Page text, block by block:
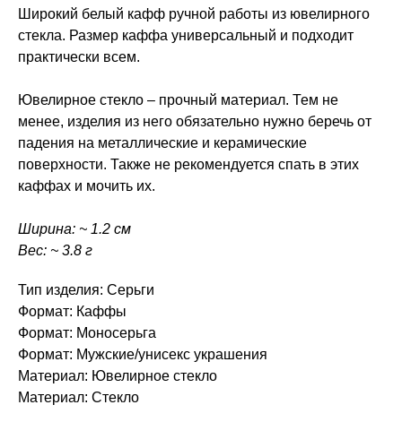
Широкий белый кафф ручной работы из ювелирного
стекла. Размер каффа универсальный и подходит
практически всем.
Ювелирное стекло – прочный материал. Тем не
менее, изделия из него обязательно нужно беречь от
падения на металлические и керамические
поверхности. Также не рекомендуется спать в этих
каффах и мочить их.
Ширина: ~ 1.2 см
Вес: ~ 3.8 г
Тип изделия: Серьги
Формат: Каффы
Формат: Моносерьга
Формат: Мужские/унисекс украшения
Материал: Ювелирное стекло
Материал: Стекло